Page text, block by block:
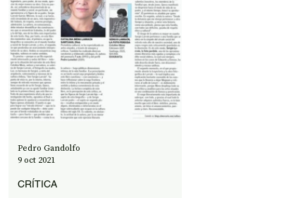
CRÍTICA
Pedro Gandolfo
9 oct 2021